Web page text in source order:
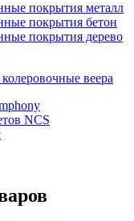
покрытия металл
покрытия бетон
покрытия дерево
веера
NCS